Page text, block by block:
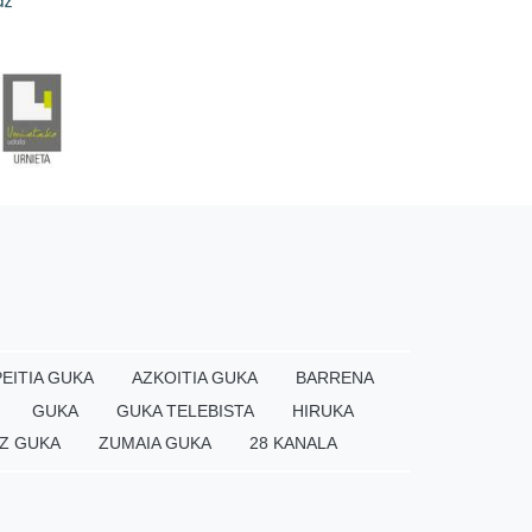
GUKA AZKOITIA GUKA
BARRENA
GUKA GUKA TELEBISTA
HIRUKA
GUKA ZUMAIA GUKA 28 KANALA